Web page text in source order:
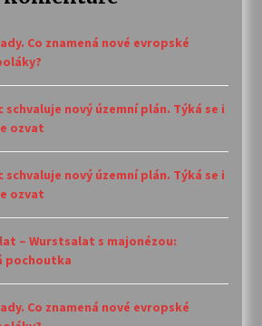
Co znamená nové evropské
schvaluje nový územní plán. Týká se i
ozvat
schvaluje nový územní plán. Týká se i
ozvat
– Wurstsalat s majonézou:
pochoutka
Co znamená nové evropské